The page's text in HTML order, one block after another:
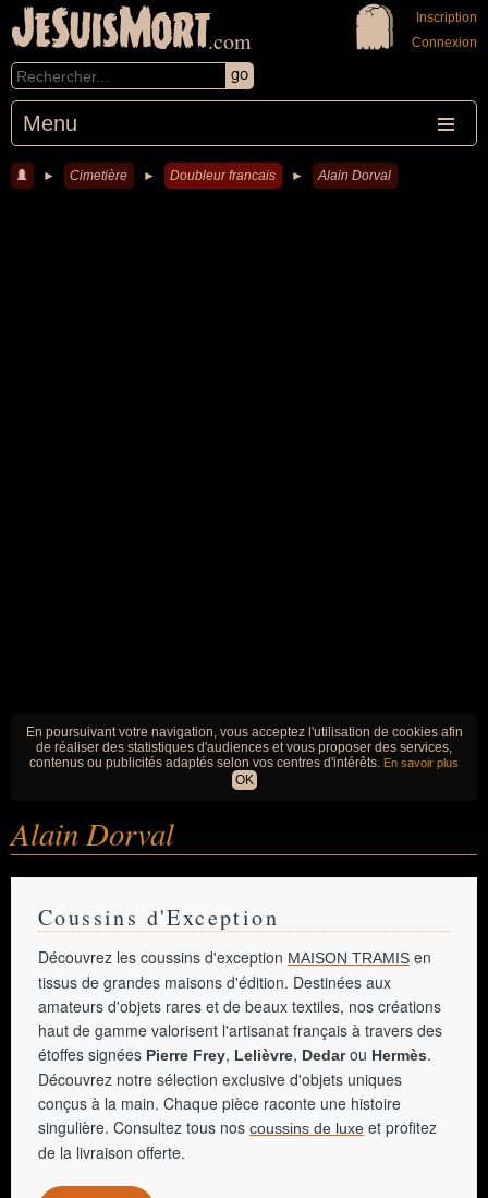
JeSuisMort.com
Menu
Inscription
Connexion
► Cimetière ► Doubleur francais ► Alain Dorval
En poursuivant votre navigation, vous acceptez l'utilisation de cookies afin
de réaliser des statistiques d'audiences et vous proposer des services,
contenus ou publicités adaptés selon vos centres d'intérêts. En savoir plus
OK
Alain Dorval
Coussins d'Exception
Découvrez les coussins d'exception MAISON TRAMIS en
tissus de grandes maisons d'édition. Destinées aux
amateurs d'objets rares et de beaux textiles, nos créations
haut de gamme valorisent l'artisanat français à travers des
étoffes signées Pierre Frey, Lelièvre, Dedarou Hermès.
Découvrez notre sélection exclusive d'objets uniques
conçus à la main. Chaque pièce raconte une histoire
singulière. Consultez tous nos coussins de luxe et profitez
de la livraison offerte.